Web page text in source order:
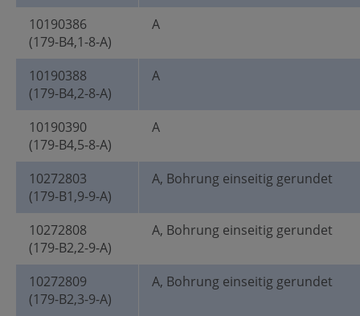
10190386
(179-B4,1-8-A)
A
10190388
(179-B4,2-8-A)
A
10190390
(179-B4,5-8-A)
A
10272803
(179-B1,9-9-A)
A, Bohrung einseitig gerundet
10272808
(179-B2,2-9-A)
A, Bohrung einseitig gerundet
10272809
(179-B2,3-9-A)
A, Bohrung einseitig gerundet